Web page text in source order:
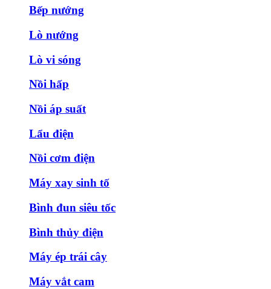
Bếp nướng
Lò nướng
Lò vi sóng
Nồi hấp
Nồi áp suất
Lẩu điện
Nồi cơm điện
Máy xay sinh tố
Bình đun siêu tốc
Bình thủy điện
Máy ép trái cây
Máy vắt cam